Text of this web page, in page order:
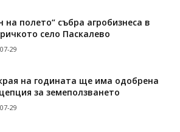
на полето“ събра агробизнеса в
село Паскалево
29
на годината ще има одобрена
за земеползването
29